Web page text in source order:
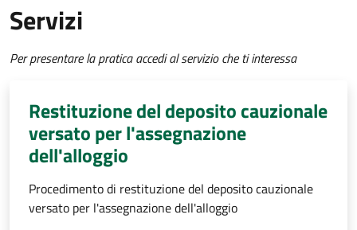
Servizi
Per presentare la pratica accedi al servizio che ti interessa
Restituzione del deposito cauzionale
versato per l'assegnazione
dell'alloggio
Procedimento di restituzione del deposito cauzionale
versato per l'assegnazione dell'alloggio